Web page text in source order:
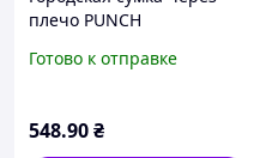
плечо PUNCH
сумка для повседневного
Готово к отправке
548.90₴